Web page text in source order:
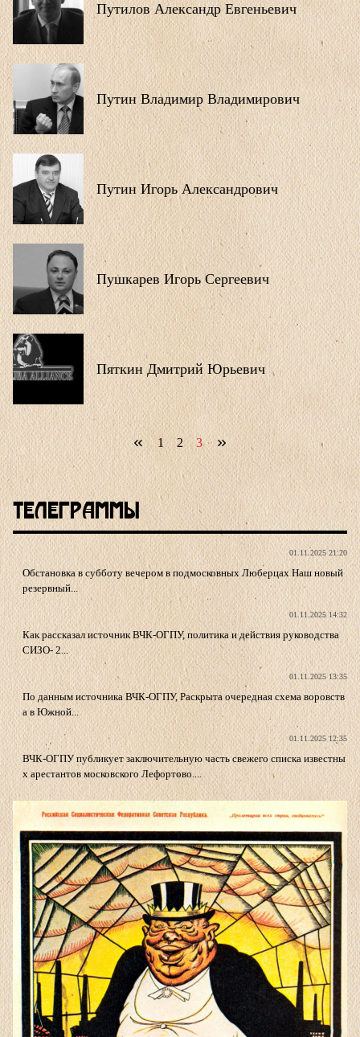
Путилов Александр Евгеньевич
Путин Владимир Владимирович
Путин Игорь Александрович
Пушкарев Игорь Сергеевич
Пяткин Дмитрий Юрьевич
1 2 3
Телеграммы
01.11.2025 21:20
Обстановка в субботу вечером в подмосковных Люберцах Наш новый
резервный...
01.11.2025 14:32
Как рассказал источник ВЧК-ОГПУ, политика и действия руководства
СИЗО- 2...
01.11.2025 13:35
По данным источника ВЧК-ОГПУ, Раскрыта очередная схема воровств
а в Южной...
01.11.2025 12:35
ВЧК-ОГПУ публикует заключительную часть свежего списка известны
х арестантов московского Лефортово....